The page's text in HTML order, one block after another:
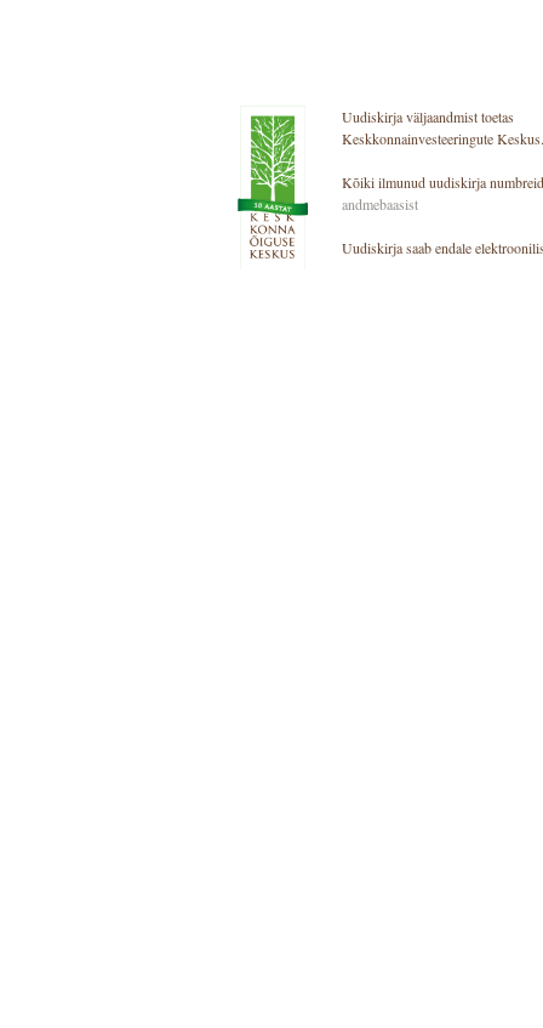
Uudiskirja väljaandmist toetas
Keskkonnainvesteeringute Keskus.
Kõiki ilmunud uudiskirja
andmebaasist
Uudiskirja saab endale